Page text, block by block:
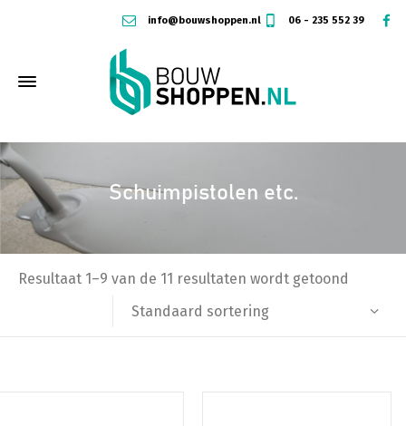
info@bouwshoppen.nl 06 - 235 552 39
Schuimpistolen etc.
Resultaat 1–9 van de 11 resultaten wordt getoond
Standaard sortering